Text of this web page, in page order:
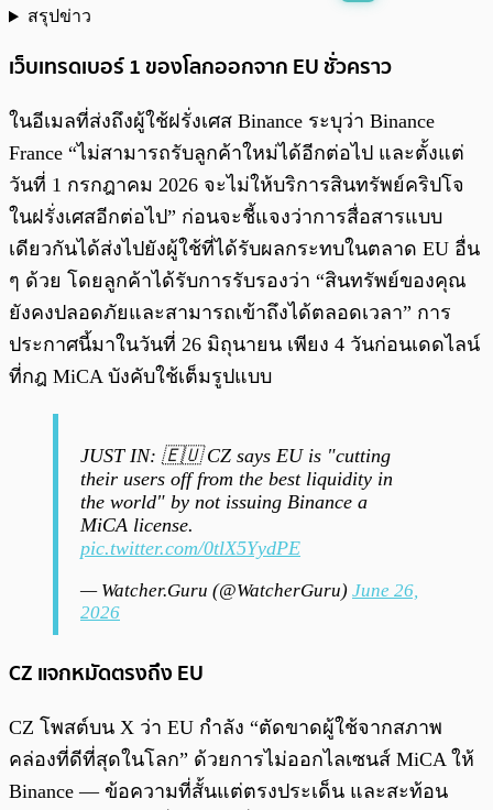
สรุปข่าว
เว็บเทรดเบอร์ 1 ของโลกออกจาก EU ชั่วคราว
ในอีเมลที่ส่งถึงผู้ใช้ฝรั่งเศส Binance ระบุว่า Binance
France “ไม่สามารถรับลูกค้าใหม่ได้อีกต่อไป และตั้งแต่
วันที่ 1 กรกฎาคม 2026 จะไม่ให้บริการสินทรัพย์คริปโจ
ในฝรั่งเศสอีกต่อไป” ก่อนจะชี้แจงว่าการสื่อสารแบบ
เดียวกันได้ส่งไปยังผู้ใช้ที่ได้รับผลกระทบในตลาด EU อื่น
ๆ ด้วย โดยลูกค้าได้รับการรับรองว่า “สินทรัพย์ของคุณ
ยังคงปลอดภัยและสามารถเข้าถึงได้ตลอดเวลา” การ
ประกาศนี้มาในวันที่ 26 มิถุนายน เพียง 4 วันก่อนเดดไลน์
ที่กฎ MiCA บังคับใช้เต็มรูปแบบ
JUST IN: 🇪🇺 CZ says EU is "cutting
their users off from the best liquidity in
the world" by not issuing Binance a
MiCA license.
pic.twitter.com/0tlX5YydPE
— Watcher.Guru (@WatcherGuru) June 26,
2026
CZ แจกหมัดตรงถึง EU
CZ โพสต์บน X ว่า EU กำลัง “ตัดขาดผู้ใช้จากสภาพ
คล่องที่ดีที่สุดในโลก” ด้วยการไม่ออกไลเซนส์ MiCA ให้
Binance — ข้อความที่สั้นแต่ตรงประเด็น และสะท้อน